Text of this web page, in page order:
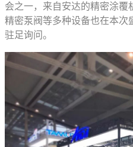
会之一，来自安达的精密涂覆
精密泵阀等多种设备也在本次
驻足询问。